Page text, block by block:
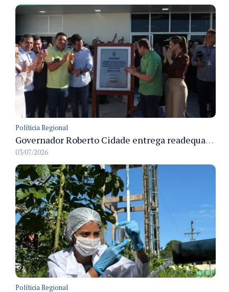
Políticia Regional
Governador Roberto Cidade entrega readequação do ambulatório da FCecon e amplia capacidade de atendimento oncológico em Manaus
03/07/2026
Políticia Regional